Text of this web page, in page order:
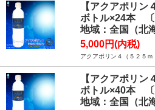
【アクアポリン
ボトル×24本 〔
地域：全国（北
5,000円(内税)
アクアポリン４（５２５ｍ
【アクアポリン
ボトル×40本 〔
地域：全国（北